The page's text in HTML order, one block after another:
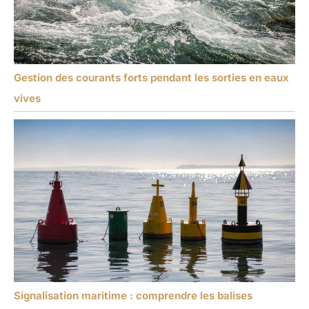
Gestion des courants forts pendant les sorties en eaux
vives
Signalisation maritime : comprendre les balises